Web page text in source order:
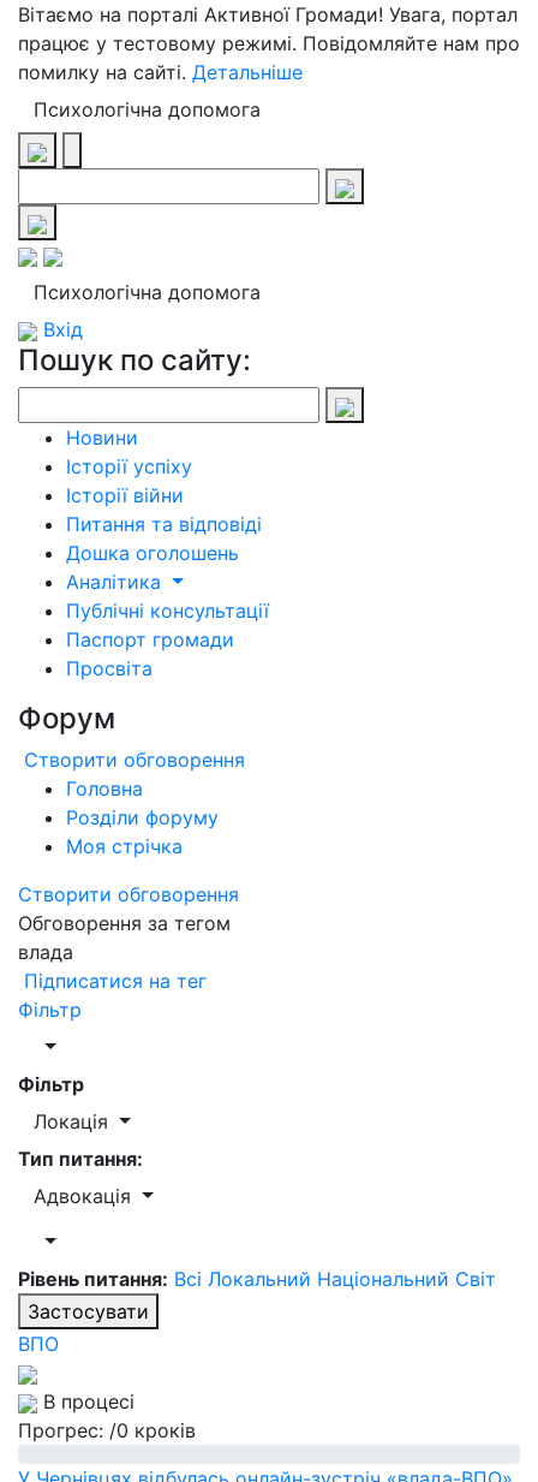
Вітаємо на порталі Активної Громади! Увага, портал
працює у тестовому режимі. Повідомляйте нам про
помилку на сайті. Детальніше
Психологічна допомога
Психологічна допомога
Вхід
Пошук по сайту:
Новини
Історії успіху
Історії війни
Питання та відповіді
Дошка оголошень
Аналітика
Публічні консультації
Паспорт громади
Просвіта
Форум
Створити обговорення
Головна
Розділи форуму
Моя стрічка
Створити обговорення
Обговорення за тегом
влада
Підписатися на тег
Фільтр
Фільтр
Локація
Тип питання:
Адвокація
Рівень питання: Всі Локальний Національний Світ
Застосувати
ВПО
В процесі
Прогрес: /0 кроків